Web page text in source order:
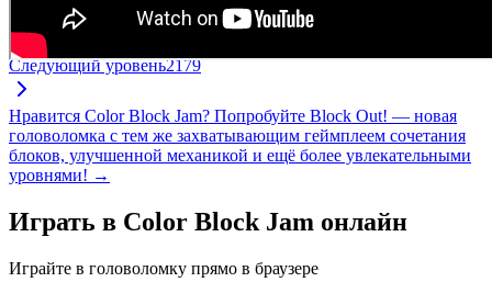
Следующий уровень2179
Нравится Color Block Jam? Попробуйте Block Out! — новая
головоломка с тем же захватывающим геймплеем сочетания
блоков, улучшенной механикой и ещё более увлекательными
уровнями! →
Играть в Color Block Jam онлайн
Играйте в головоломку прямо в браузере